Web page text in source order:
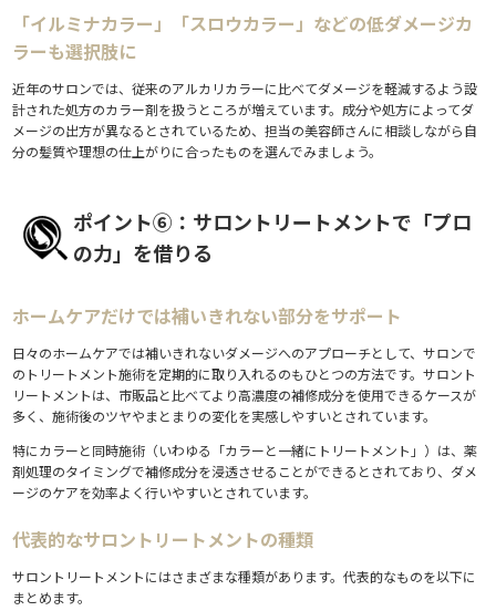
「イルミナカラー」「スロウカラー」などの低ダメージカ
ラーも選択肢に
近年のサロンでは、従来のアルカリカラーに比べてダメージを軽減するよう設
計された処方のカラー剤を扱うところが増えています。成分や処方によってダ
メージの出方が異なるとされているため、担当の美容師さんに相談しながら自
分の髪質や理想の仕上がりに合ったものを選んでみましょう。
ポイント⑥：サロントリートメントで「プロ
の力」を借りる
ホームケアだけでは補いきれない部分をサポート
日々のホームケアでは補いきれないダメージへのアプローチとして、サロンで
のトリートメント施術を定期的に取り入れるのもひとつの方法です。サロント
リートメントは、市販品と比べてより高濃度の補修成分を使用できるケースが
多く、施術後のツヤやまとまりの変化を実感しやすいとされています。
特にカラーと同時施術（いわゆる「カラーと一緒にトリートメント」）は、薬
剤処理のタイミングで補修成分を浸透させることができるとされており、ダメ
ージのケアを効率よく行いやすいとされています。
代表的なサロントリートメントの種類
サロントリートメントにはさまざまな種類があります。代表的なものを以下に
まとめます。